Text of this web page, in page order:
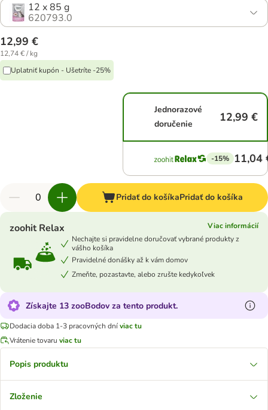
12 x 85 g
620793.0
12,99 €
12,74 € / kg
Uplatniť kupón - Ušetríte -25%
Jednorazové
doručenie
12,99 €
-15% 11,04
Pridať do košíkaPridať do košíka
zoohit Relax
Viac informácií
Nechajte si pravidelne doručovať vybrané produkty z
vášho košíka
Pravidelné donášky až k vám domov
Zmeňte, pozastavte, alebo zrušte kedykoľvek
Získajte 13 zooBodov za tento produkt.
Dodacia doba 1-3 pracovných dníviac tu
Vrátenie tovaru viac tu
Popis produktu
Zloženie